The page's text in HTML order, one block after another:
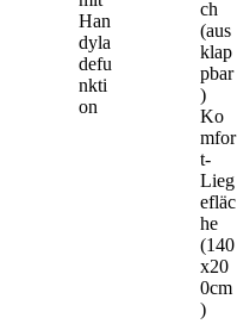
Han
dyla
defu
nkti
on
ch
(aus
klap
pbar
)
Ko
mfor
t-
Lieg
efläc
he
(140
x20
0cm
)